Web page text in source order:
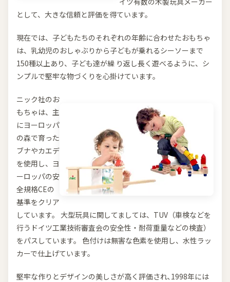
として、大きな信頼と評価を得ています。
現在では、子どもたちのそれぞれの年齢に合わせたおもちゃ
は、乳幼児のおしゃぶりから子どもが乗れるシーソーまで
150種以上あり、子ども達が繰 り返し長く遊べるように、シ
ンプルで堅牢な物づくりを心掛けています。
ニック社のお
もちゃは、主
にヨーロッパ
の森で育った
ブナやカエデ
を使用し、ヨ
ーロッパの安
全規格CEの
基準をクリア
しています。 大型玩具に関してましては、TUV（車検などを
行うドイツ工業技術審査会の安全性・耐荷重量などの検査）
をパスしています。 色付けは無害な色素を使用し、水性ラッ
カーで仕上げています。
堅牢な作りとデザインの美しさが高く評価され､1998年には